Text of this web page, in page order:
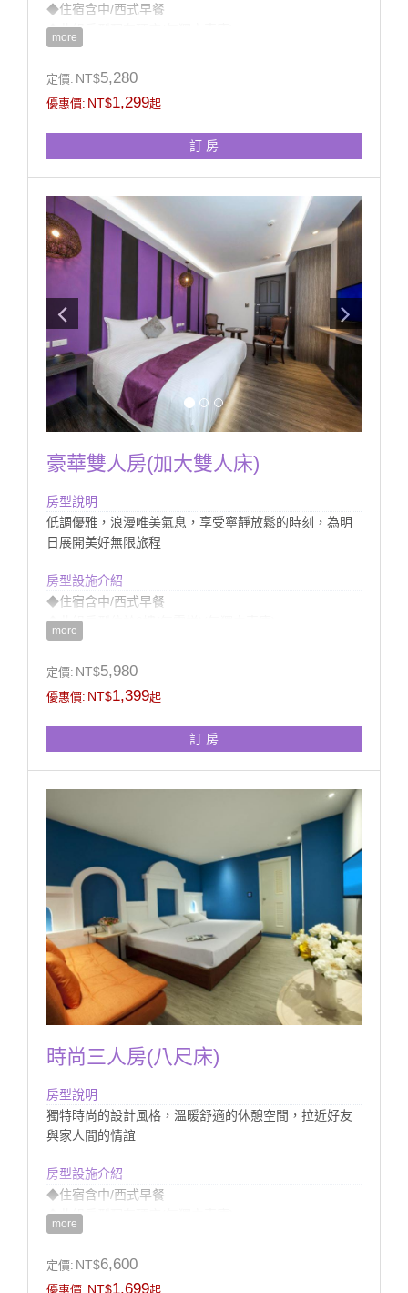
◆住宿含中/西式早餐
◆此組房型配有硬床(無獨立車庫)
◆提供館內室外電腦監控停車場
◆房內衛浴提供浴缸(無溫泉)
more
定價: NT$5,280
優惠價: NT$1,299起
訂 房
豪華雙人房(加大雙人床)
房型說明
低調優雅，浪漫唯美氣息，享受寧靜放鬆的時刻，為明
日展開美好無限旅程
房型設施介紹
◆住宿含中/西式早餐
◆此組房型位於2樓(無電梯)(無獨立車庫)
◆提供館內室外電腦監控停車場
◆房內衛浴提供浴缸(無溫泉)
more
定價: NT$5,980
優惠價: NT$1,399起
訂 房
時尚三人房(八尺床)
房型說明
獨特時尚的設計風格，溫暖舒適的休憩空間，拉近好友
與家人間的情誼
房型設施介紹
◆住宿含中/西式早餐
◆此組房型配有硬床(無獨立車庫)
◆提供館內室外電腦監控停車場
◆房內衛浴提供浴缸(無溫泉)
more
定價: NT$6,600
優惠價: NT$1,699起